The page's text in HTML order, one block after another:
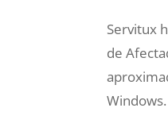
Servitux
de
Windows.